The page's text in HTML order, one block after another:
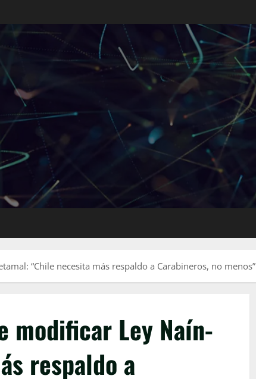
“Chile necesita más respaldo a Carabineros, no menos”
modificar Ley Naín-
respaldo a